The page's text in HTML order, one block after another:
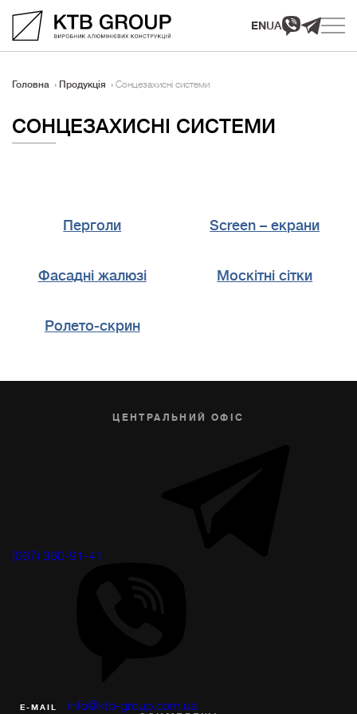
ENUA
Головна Продукція Сонцезахисні системи
СОНЦЕЗАХИСНІ СИСТЕМИ
Перголи Screen – екрани
Фасадні жалюзі Москітні сітки
Ролето‑скрин
ЦЕНТРАЛЬНИЙ ОФІС
(067) 360-91-41
Е-MAIL info@ktb-group.com.ua